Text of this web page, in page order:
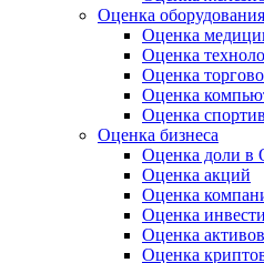
Оценка оборудования
Оценка
Оценка
Оценка
Оценка
Оценка
Оценка бизнеса
Оценка доли
Оценка акций
Оценка
Оценка
Оценка
Оценка